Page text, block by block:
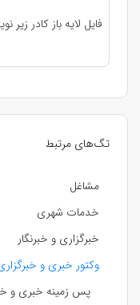
تگ‌های مرتبط
مشاغل
خدمات شهری
خبرگزاری و خبرنگار
وکتور خبری و
پس زمینه خبری و
فایل لایه باز کادر